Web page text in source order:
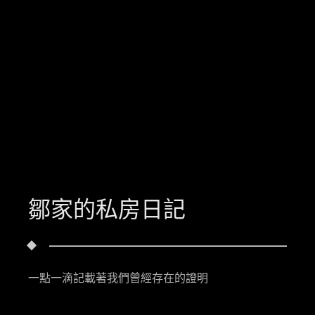
鄒家的私房日記
一點一滴記載著我們曾經存在的證明